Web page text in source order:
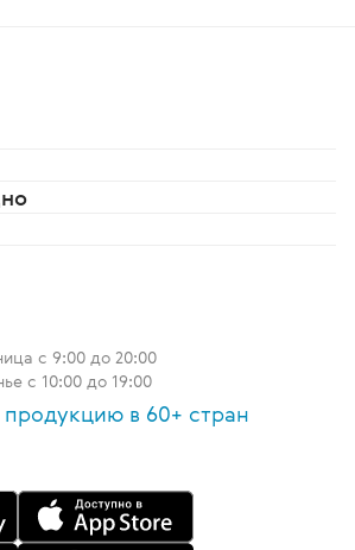
c 9:00 до 20:00
с 10:00 до 19:00
в 60+ стран